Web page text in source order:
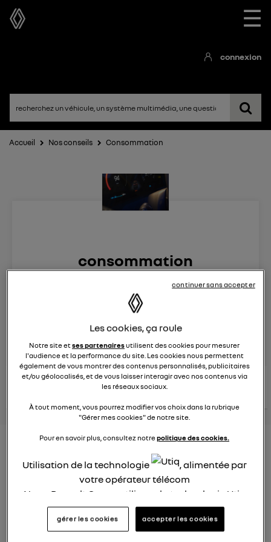
☰
connexion
Accueil Nos conseils Consommation
consommation
26 janvier 2022 12:51
Véhicules RENAULT
consultez les
conseils
Consommation carburant
voiture hybride
Les cookies, ça roule
Notre site etses partenairesutilisent des cookies pour mesurer
l'audience et la performance du site. Les cookies nous permettent
également de vous montrer des contenus personnalisés, publicitaires
et/ou géolocalisés, et de vous laisser interagir avec nos contenus via
les réseaux sociaux.
À tout moment, vous pourrez modifier vos choix dans la rubrique
"Gérer mes cookies" de notre site.
Pour en savoir plus, consultez notrepolitique des cookies.
Utilisation de la technologie
, alimentée par
votre opérateur télécom
Nous, Renault Group, utilisons la technologie Utiq
pour nos activités digitales (telles que décrites
dans cette notice de consentement) et liées à
gérer les cookies accepter les cookies
continuer sans accepter